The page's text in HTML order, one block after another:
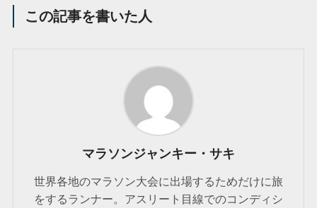
この記事を書いた人
マラソンジャンキー・サキ
世界各地のマラソン大会に出場するためだけに旅
をするランナー。アスリート目線でのコンディシ